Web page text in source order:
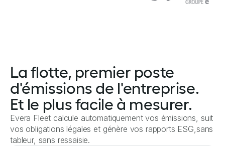
La flotte, premier poste
d'émissions de l'entreprise.
Et le plus facile à mesurer.
Evera Fleet calcule automatiquement vos émissions, suit
vos obligations légales et génère vos rapports ESG,sans
tableur, sans ressaisie.